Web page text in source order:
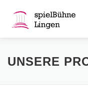
Inhalt
springen
ÜBER UNS
UNSERE